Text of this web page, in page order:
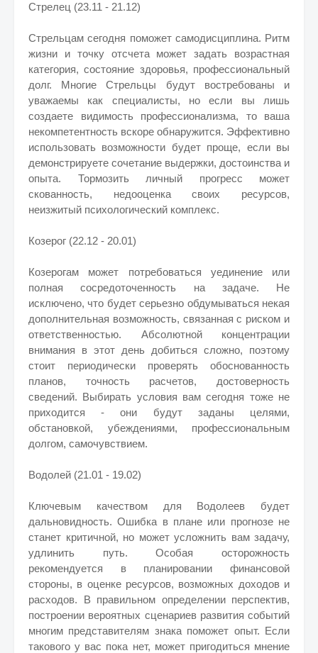
Стрелец (23.11 - 21.12)
Стрельцам сегодня поможет самодисциплина. Ритм
жизни и точку отсчета может задать возрастная
категория, состояние здоровья, профессиональный
долг. Многие Стрельцы будут востребованы и
уважаемы как специалисты, но если вы лишь
создаете видимость профессионализма, то ваша
некомпетентность вскоре обнаружится. Эффективно
использовать возможности будет проще, если вы
демонстрируете сочетание выдержки, достоинства и
опыта. Тормозить личный прогресс может
скованность, недооценка своих ресурсов,
неизжитый психологический комплекс.
Козерог (22.12 - 20.01)
Козерогам может потребоваться уединение или
полная сосредоточенность на задаче. Не
исключено, что будет серьезно обдумываться некая
дополнительная возможность, связанная с риском и
ответственностью. Абсолютной концентрации
внимания в этот день добиться сложно, поэтому
стоит периодически проверять обоснованность
планов, точность расчетов, достоверность
сведений. Выбирать условия вам сегодня тоже не
приходится - они будут заданы целями,
обстановкой, убеждениями, профессиональным
долгом, самочувствием.
Водолей (21.01 - 19.02)
Ключевым качеством для Водолеев будет
дальновидность. Ошибка в плане или прогнозе не
станет критичной, но может усложнить вам задачу,
удлинить путь. Особая осторожность
рекомендуется в планировании финансовой
стороны, в оценке ресурсов, возможных доходов и
расходов. В правильном определении перспектив,
построении вероятных сценариев развития событий
многим представителям знака поможет опыт. Если
такового у вас пока нет, может пригодиться мнение